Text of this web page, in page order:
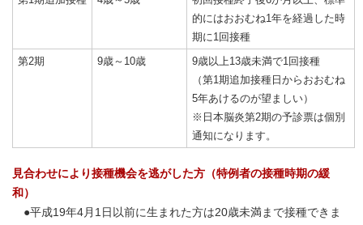
的にはおおむね1年を経過した時
期に1回接種
第2期
9歳～10歳
9歳以上13歳未満で1回接種
（第1期追加接種日からおおむね
5年あけるのが望ましい）
※日本脳炎第2期の予診票は個別
通知になります。
見合わせにより接種機会を逃がした方（特例者の接種時期の緩
和）
●平成19年4月1日以前に生まれた方は20歳未満まで接種できま